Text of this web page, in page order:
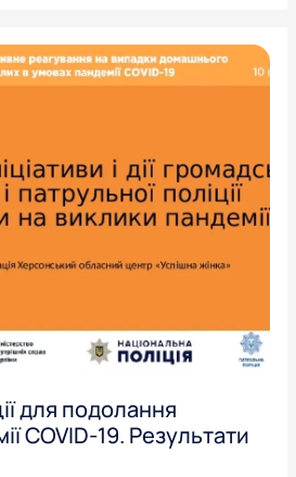
для подолання
COVID-19. Результати